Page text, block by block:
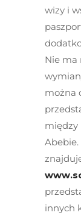
wizy i
Nie ma
można
między
innych